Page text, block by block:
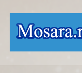
содержимому